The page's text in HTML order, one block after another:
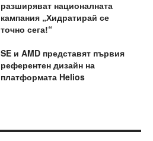
разширяват националната
кампания „Хидратирай се
точно сега!“
SE и AMD представят първия
референтен дизайн на
платформата Helios